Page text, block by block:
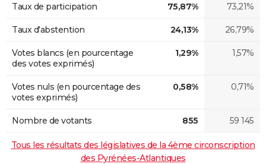
Taux de participation 75,87% 73,21%
Taux d'abstention 24,13% 26,79%
Votes blancs (en pourcentage
des votes exprimés)
1,29% 1,57%
Votes nuls (en pourcentage des
votes exprimés)
0,58% 0,71%
Nombre de votants 855 59 145
Tous les résultats des législatives de la 4ème circonscription
des Pyrénées-Atlantiques